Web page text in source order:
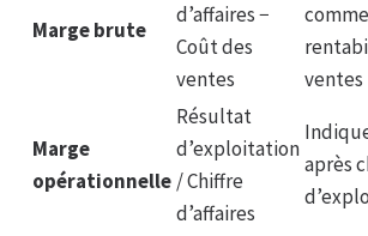
Marge brute
d’affaires −
Coût des
ventes
ventes
Marge
opérationnelle
Résultat
d’exploitation
/ Chiffre
d’affaires
après